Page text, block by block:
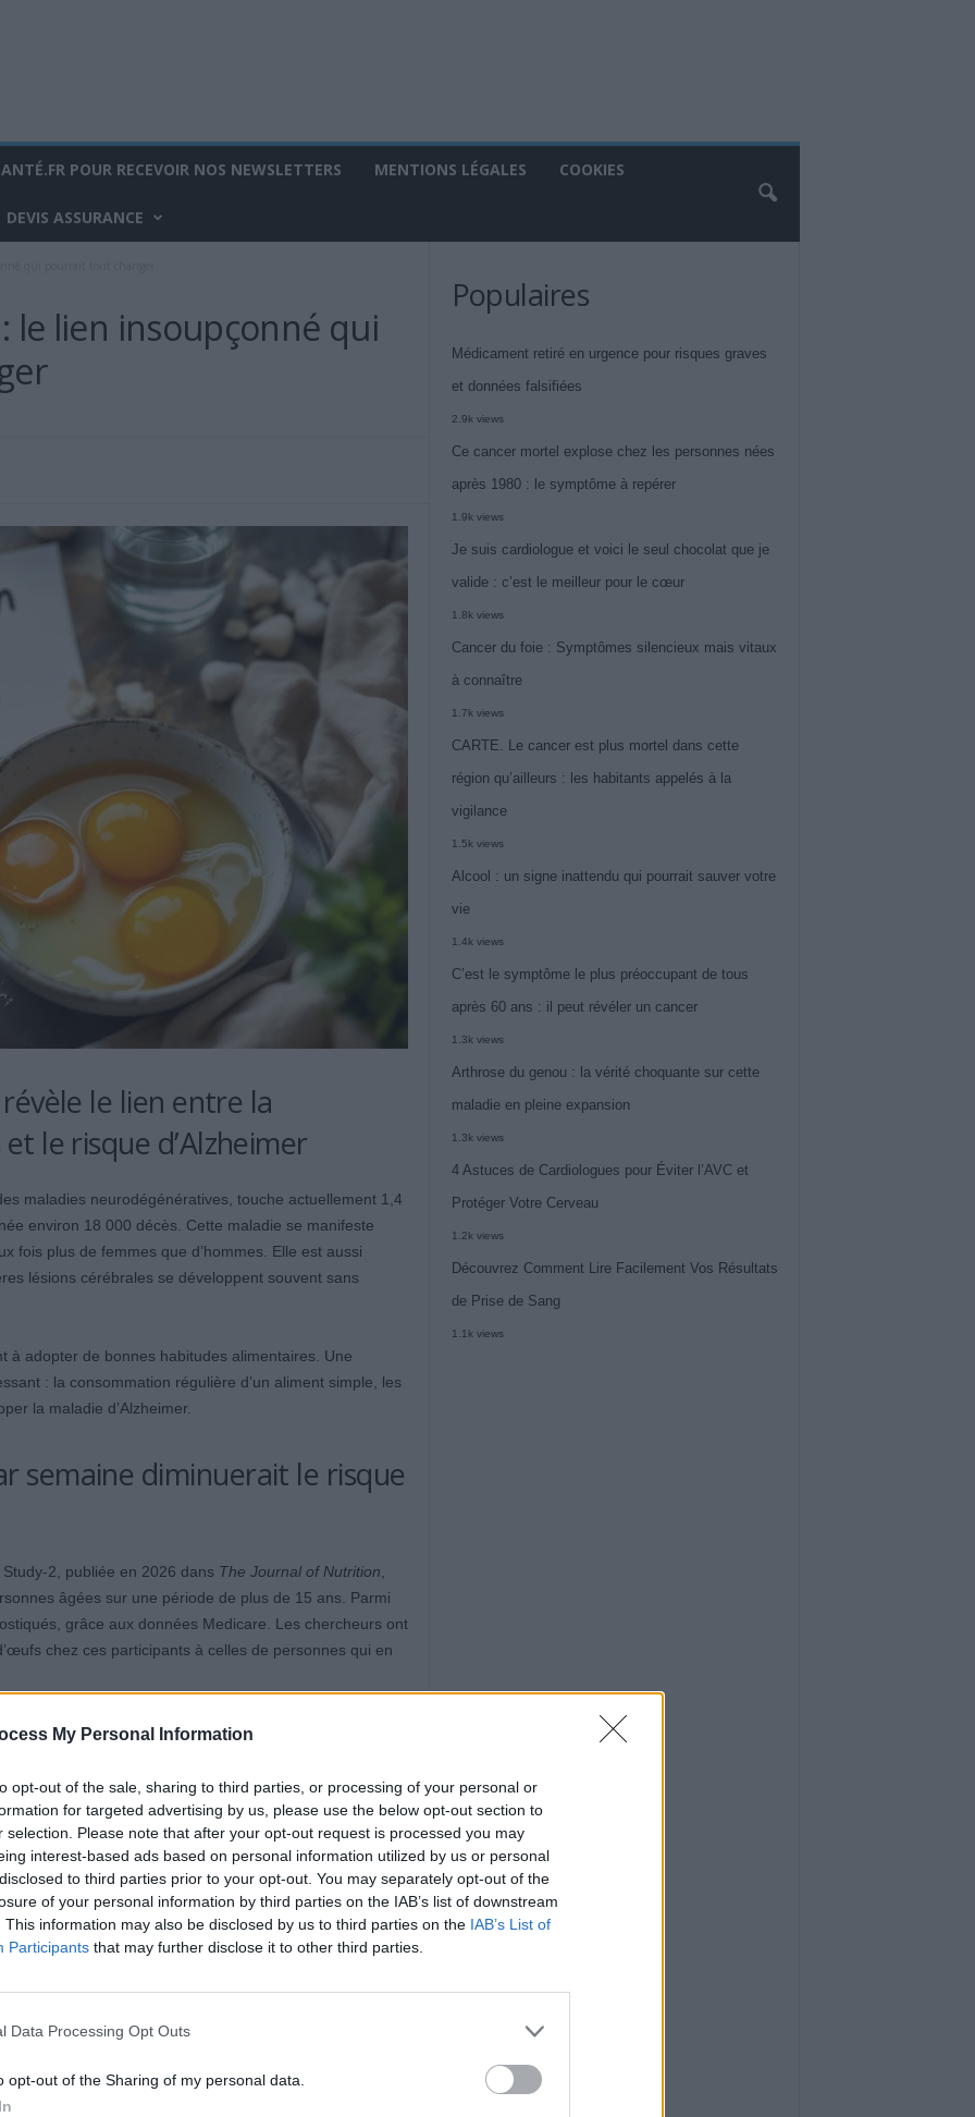
My Personal Information
opt-out of the sale, sharing to third parties, or processing of your personal or
for targeted advertising by us, please use the below opt-out section to
selection. Please note that after your opt-out request is processed you may
interest-based ads based on personal information utilized by us or personal
to third parties prior to your opt-out. You may separately opt-out of the
of your personal information by third parties on the IAB’s list of downstream
This information may also be disclosed by us to third parties on the IAB’s List of
Participants that may further disclose it to other third parties.
Data Processing Opt Outs
opt-out of the Sharing of my personal data.
POUR RECEVOIR NOS NEWSLETTERS MENTIONS LÉGALES COOKIES
DEVIS ASSURANCE
le lien insoupçonné qui
le lien entre la
le risque d’Alzheimer
maladies neurodégénératives, touche actuellement 1,4
environ 18 000 décès. Cette maladie se manifeste
fois plus de femmes que d’hommes. Elle est aussi
lésions cérébrales se développent souvent sans
à adopter de bonnes habitudes alimentaires. Une
: la consommation régulière d’un aliment simple, les
la maladie d’Alzheimer.
semaine diminuerait le risque
publiée en 2026 dans The Journal of Nutrition
âgées sur une période de plus de 15 ans. Parmi
grâce aux données Medicare. Les chercheurs ont
chez ces participants à celles de personnes qui en
qui ne mangeaient pas ou très peu d’œufs, ceux qui
environ 17 % de risque en moins de développer la
par semaine présentaient une réduction du risque
moins 5 fois par semaine, soit presque un œuf par
27 %. Cependant, les chercheurs précisent que
et ne prouvent pas une relation de cause à effet. De
un mode de vie très sain.
d’autres pour la santé
ces résultats suggèrent qu’incorporer des œufs
peut faire partie d’une stratégie pour
de Lille rappelle toutefois qu’il est essentiel
Populaires
Médicament retiré en urgence pour risques graves
et données falsifiées
2.9k views
Ce cancer mortel explose chez les personnes nées
après 1980 : le symptôme à repérer
1.9k views
Je suis cardiologue et voici le seul chocolat que je
valide : c’est le meilleur pour le cœur
1.8k views
Cancer du foie : Symptômes silencieux mais vitaux
à connaître
1.7k views
CARTE. Le cancer est plus mortel dans cette
région qu’ailleurs : les habitants appelés à la
vigilance
1.5k views
Alcool : un signe inattendu qui pourrait sauver votre
vie
1.4k views
C’est le symptôme le plus préoccupant de tous
après 60 ans : il peut révéler un cancer
1.3k views
Arthrose du genou : la vérité choquante sur cette
maladie en pleine expansion
1.3k views
4 Astuces de Cardiologues pour Éviter l’AVC et
Protéger Votre Cerveau
1.2k views
Découvrez Comment Lire Facilement Vos Résultats
de Prise de Sang
1.1k views